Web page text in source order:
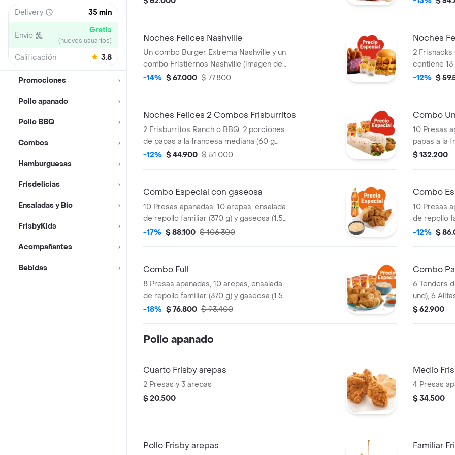
Delivery 35 min
Envío Gratis
(nuevos usuarios)
Calificación 3.8
Promociones
Pollo apanado
Pollo BBQ
Combos
Hamburguesas
Frisdelicias
Ensaladas y Bio
FrisbyKids
Acompañantes
Bebidas
Noches Felices Nashville
Un combo Burger Extrema Nashville y un
combo Fristiernos Nashville (imagen de
producto corresponde a producto
-14% $ 67.000 $ 77.800
Noches
2
contiene 13
papas a la
-12% $
Noches Felices 2 Combos Frisburritos
2 Frisburritos Ranch o BBQ, 2 porciones
de papas a la francesa mediana (60 g
und) y 2 gaseosas (325 ml)
-12% $ 44.900 $ 51.000
Combo
10 Presas
papas a la
porción de
$ 132.200
Combo Especial con gaseosa
10 Presas apanadas, 10 arepas, ensalada
de repollo familiar (370 g) y gaseosa (1.5
litros)
-17% $ 88.100 $ 106.300
Combo
10 Presas
de repollo
-12% $
Combo Full
8 Presas apanadas, 10 arepas, ensalada
de repollo familiar (370 g) y gaseosa (1.5
litros)
-18% $ 76.800 $ 93.400
Combo
6 Tenders
und), 6
a un trozo
$ 62.900
Pollo apanado
Cuarto Frisby arepas
2 Presas y 3 arepas
$ 20.500
Medio
4 Presas
$ 34.500
Pollo Frisby arepas Familiar